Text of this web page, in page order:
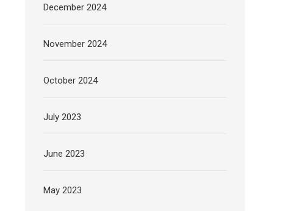
December 2024
November 2024
October 2024
July 2023
June 2023
May 2023